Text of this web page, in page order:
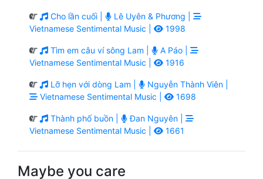
Cho lần cuối |
Lê Uyên & Phương |
Vietnamese Sentimental Music |
1998
Tìm em câu ví sông Lam |
A Páo |
Vietnamese Sentimental Music |
1916
Lỡ hẹn với dòng Lam |
Nguyễn Thành Viên |
Vietnamese Sentimental Music |
1698
Thành phố buồn |
Đan Nguyên |
Vietnamese Sentimental Music |
1661
Maybe you care